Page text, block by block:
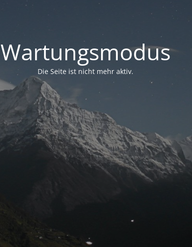
Wartungsmodus
Die Seite ist nicht mehr aktiv.